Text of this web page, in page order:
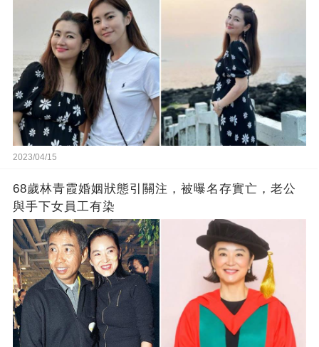
2023/04/15
68歲林青霞婚姻狀態引關注，被曝名存實亡，老公
與手下女員工有染